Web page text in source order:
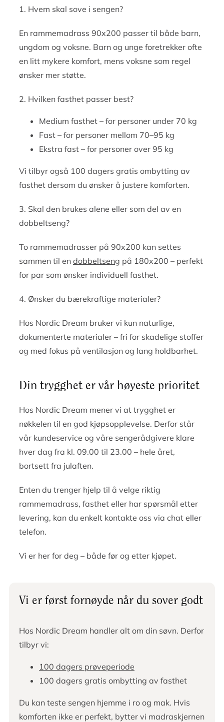
1. Hvem skal sove i sengen?
En rammemadrass 90x200 passer til både barn,
ungdom og voksne. Barn og unge foretrekker ofte
en litt mykere komfort, mens voksne som regel
ønsker mer støtte.
2. Hvilken fasthet passer best?
Medium fasthet – for personer under 70 kg
Fast – for personer mellom 70–95 kg
Ekstra fast – for personer over 95 kg
Vi tilbyr også 100 dagers gratis ombytting av
fasthet dersom du ønsker å justere komforten.
3. Skal den brukes alene eller som del av en
dobbeltseng?
To rammemadrasser på 90x200 kan settes
sammen til en dobbeltseng på 180x200 – perfekt
for par som ønsker individuell fasthet.
4. Ønsker du bærekraftige materialer?
Hos Nordic Dream bruker vi kun naturlige,
dokumenterte materialer – fri for skadelige stoffer
og med fokus på ventilasjon og lang holdbarhet.
Din trygghet er vår høyeste prioritet
Hos Nordic Dream mener vi at trygghet er
nøkkelen til en god kjøpsopplevelse. Derfor står
vår kundeservice og våre sengerådgivere klare
hver dag fra kl. 09.00 til 23.00 – hele året,
bortsett fra julaften.
Enten du trenger hjelp til å velge riktig
rammemadrass, fasthet eller har spørsmål etter
levering, kan du enkelt kontakte oss via chat eller
telefon.
Vi er her for deg – både før og etter kjøpet.
Vi er først fornøyde når du sover godt
Hos Nordic Dream handler alt om din søvn. Derfor
tilbyr vi:
100 dagers prøveperiode
100 dagers gratis ombytting av fasthet
Du kan teste sengen hjemme i ro og mak. Hvis
komforten ikke er perfekt, bytter vi madraskjernen